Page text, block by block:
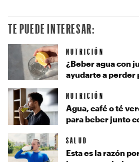
TE PUEDE INTERESAR:
NUTRICIÓN
¿Beber agua con
ayudarte a perder
NUTRICIÓN
Agua, café o té
para beber junto
SALUD
Esta es la razón